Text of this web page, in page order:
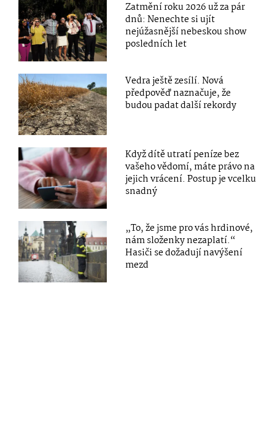
Zatmění roku 2026 už za pár
dnů: Nenechte si ujít
nejúžasnější nebeskou show
posledních let
Vedra ještě zesílí. Nová
předpověď naznačuje, že
budou padat další rekordy
Když dítě utratí peníze bez
vašeho vědomí, máte právo na
jejich vrácení. Postup je vcelku
snadný
„To, že jsme pro vás hrdinové,
nám složenky nezaplatí.“
Hasiči se dožadují navýšení
mezd